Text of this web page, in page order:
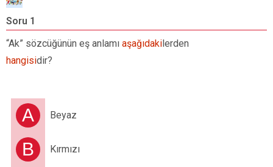
Soru 1
“Ak” sözcüğünün eş anlamı aşağıdaki lerden
hangisidir?
A Beyaz
B Kırmızı